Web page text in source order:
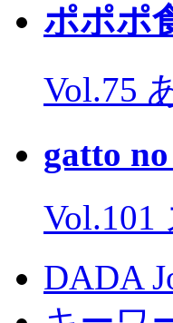
ポポポ
Vol.75
gatto
Vol.101
DADA